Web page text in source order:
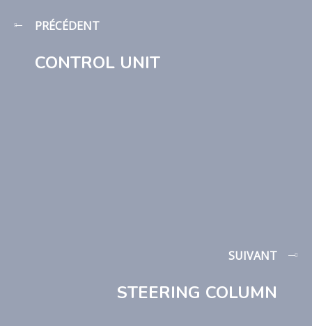
PRÉCÉDENT
CONTROL UNIT
SUIVANT
STEERING COLUMN